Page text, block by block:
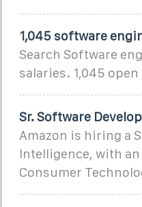
1,045 software
Search Software
salaries. 1,045
Sr. Software
Amazon is hiring a
Intelligence, with
Consumer